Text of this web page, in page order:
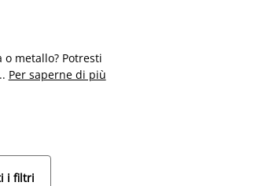
metallo? Potresti
ogni tipo di sedia
Per saperne di più
i filtri